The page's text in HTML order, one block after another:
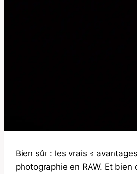
Bien sûr : les vrais «
photographie en RAW. Et bien